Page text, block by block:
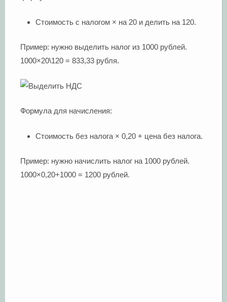
Стоимость с налогом × на 20 и делить на 120.
Пример: нужно выделить налог из 1000 рублей.
1000×20\120 = 833,33 рубля.
Формула для начисления:
Стоимость без налога × 0,20 + цена без налога.
Пример: нужно начислить налог на 1000 рублей.
1000×0,20+1000 = 1200 рублей.